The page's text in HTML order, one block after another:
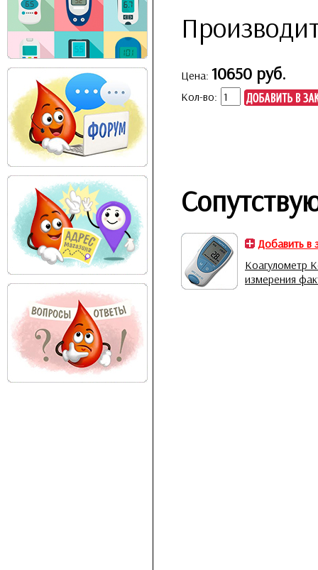
Цена: 10650 руб.
Кол-во:
Добавить в
Коагулометр
измерения